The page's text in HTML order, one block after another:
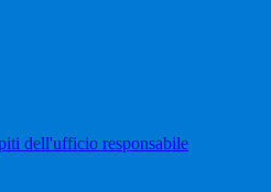
dell'ufficio responsabile